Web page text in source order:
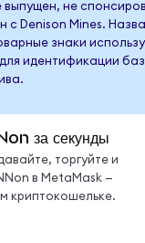
выпущен, не
с Denison Mines.
знаки
идентификации
за секунды
торгуйте и
в MetaMask —
криптокошельке.